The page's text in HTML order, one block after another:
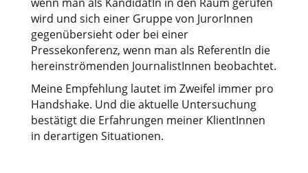
wird und sich einer Gruppe von JurorInnen
gegenübersieht oder bei einer
Pressekonferenz, wenn man als ReferentIn die
hereinströmenden JournalistInnen beobachtet.
Meine Empfehlung lautet im Zweifel immer pro
Handshake. Und die aktuelle Untersuchung
bestätigt die Erfahrungen meiner KlientInnen
in derartigen Situationen.